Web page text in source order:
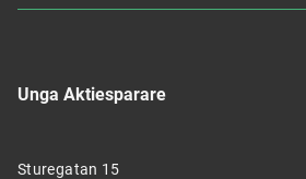
Unga Aktiesparare
Sturegatan 15